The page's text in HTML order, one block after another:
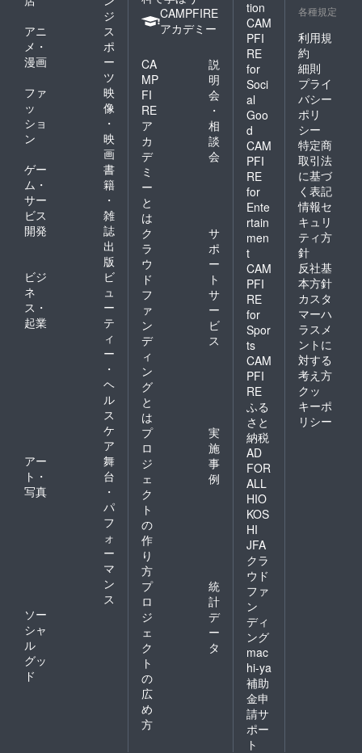
ジ
アニ
メ・
漫画
ス
ポ
ー
ツ
ファ
ッ
ショ
ン
映
像
・
映
画
ゲー
ム・
サー
ビス
開発
書
籍
・
雑
誌
出
版
ビジ
ネ
ス・
起業
ビ
ュ
ー
テ
ィ
ー
・
ヘ
ル
ス
ケ
ア
アー
ト・
写真
舞
台
・
パ
フ
ォ
ー
マ
ン
ス
ソー
シャ
ル
グッ
ド
CAMPFIRE
アカデミー
CA
MP
FI
RE
ア
カ
デ
ミ
ー
と
は
説
明
会
・
相
談
会
ク
ラ
ウ
ド
フ
ァ
ン
デ
ィ
ン
グ
と
は
サ
ポ
ー
ト
サ
ー
ビ
ス
プ
ロ
ジ
ェ
ク
ト
の
作
り
方
実
施
事
例
プ
ロ
ジ
ェ
ク
ト
の
広
め
方
統
計
デ
ー
タ
tion
CAM
PFI
RE
for
Soci
al
Goo
d
CAM
PFI
RE
for
Ente
rtain
men
t
CAM
PFI
RE
for
Spor
ts
CAM
PFI
RE
ふる
さと
納税
AD
FOR
ALL
HIO
KOS
HI
JFA
クラ
ウド
ファ
ン
ディ
ング
mac
hi-ya
補助
金申
請サ
ポー
ト
各種規定
利用規
約
細則
プライ
バシー
ポリ
シー
特定商
取引法
に基づ
く表記
情報セ
キュリ
ティ方
針
反社基
本方針
カスタ
マーハ
ラスメ
ントに
対する
考え方
クッ
キーポ
リシー